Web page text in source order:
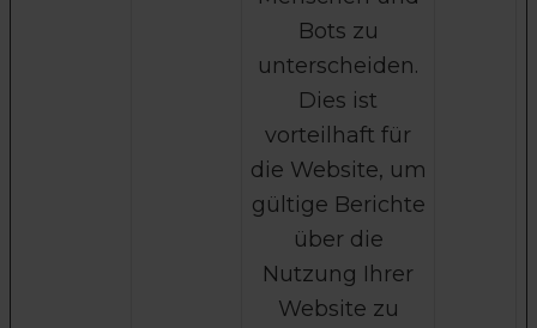
Bots zu
unterscheiden.
Dies ist
vorteilhaft für
die Website, um
gültige Berichte
über die
Nutzung Ihrer
Website zu